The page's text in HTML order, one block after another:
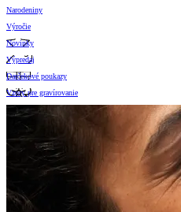
Narodeniny
Výročie
Novinky
Výpredaj
Darčekové poukazy
Vzory pre gravírovanie